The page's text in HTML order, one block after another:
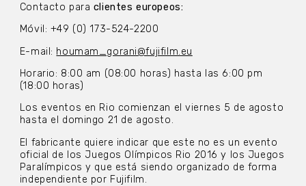
Contacto para clientes europeos:
Móvil: +49 (0) 173-524-2200
E-mail: houmam_gorani@fujifilm.eu
Horario: 8:00 am (08:00 horas) hasta las 6:00 pm
(18:00 horas)
Los eventos en Rio comienzan el viernes 5 de agosto
hasta el domingo 21 de agosto.
El fabricante quiere indicar que este no es un evento
oficial de los Juegos Olímpicos Rio 2016 y los Juegos
Paralímpicos y que está siendo organizado de forma
independiente por Fujifilm.